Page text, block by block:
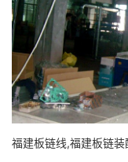
福建板链线,福建板链